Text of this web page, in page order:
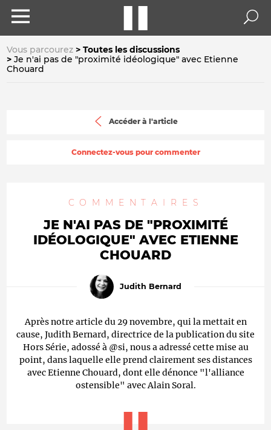
Vous parcourez
Toutes les discussions
Je n'ai pas de "proximité idéologique" avec Etienne
Chouard
Accéder à l'article
Connectez-vous pour commenter
COMMENTAIRES
JE N'AI PAS DE "PROXIMITÉ
IDÉOLOGIQUE" AVEC ETIENNE
CHOUARD
Judith Bernard
Après notre article du 29 novembre, qui la mettait en
cause, Judith Bernard, directrice de la publication du site
Hors Série, adossé à @si, nous a adressé cette mise au
point, dans laquelle elle prend clairement ses distances
avec Etienne Chouard, dont elle dénonce "l'alliance
ostensible" avec Alain Soral.